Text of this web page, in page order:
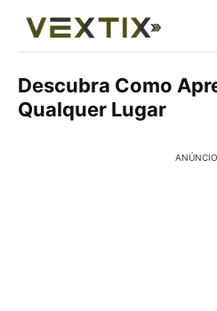
Descubra Como
Qualquer Lugar